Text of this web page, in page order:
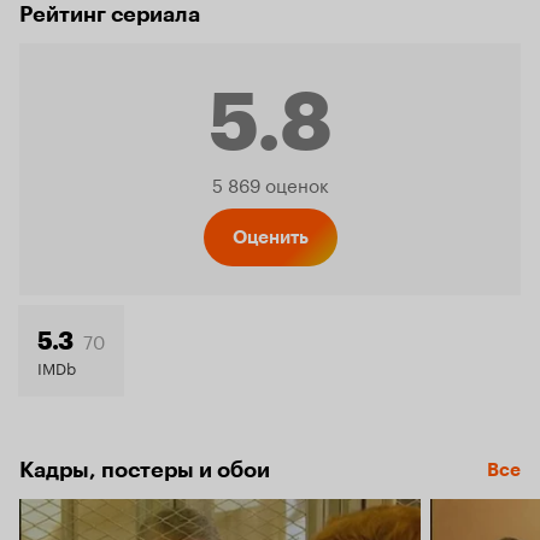
Рейтинг сериала
5.8
Рейтинг
5 869 оценок
Оценить
5.3 70
IMDb
Кадры, постеры и обои Все